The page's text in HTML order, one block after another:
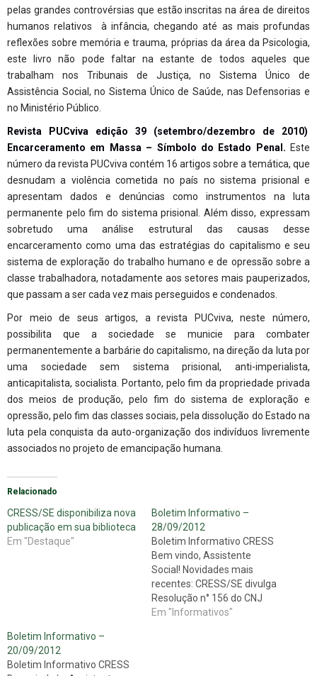
pelas grandes controvérsias que estão inscritas na área de direitos
humanos relativos à infância, chegando até as mais profundas
reflexões sobre memória e trauma, próprias da área da Psicologia,
este livro não pode faltar na estante de todos aqueles que
trabalham nos Tribunais de Justiça, no Sistema Único de
Assistência Social, no Sistema Único de Saúde, nas Defensorias e
no Ministério Público.
Revista PUCviva edição 39 (setembro/dezembro de 2010)
Encarceramento em Massa – Símbolo do Estado Penal. Este
número da revista PUCviva contém 16 artigos sobre a temática, que
desnudam a violência cometida no país no sistema prisional e
apresentam dados e denúncias como instrumentos na luta
permanente pelo fim do sistema prisional. Além disso, expressam
sobretudo uma análise estrutural das causas desse
encarceramento como uma das estratégias do capitalismo e seu
sistema de exploração do trabalho humano e de opressão sobre a
classe trabalhadora, notadamente aos setores mais pauperizados,
que passam a ser cada vez mais perseguidos e condenados.
Por meio de seus artigos, a revista PUCviva, neste número,
possibilita que a sociedade se municie para combater
permanentemente a barbárie do capitalismo, na direção da luta por
uma sociedade sem sistema prisional, anti-imperialista,
anticapitalista, socialista. Portanto, pelo fim da propriedade privada
dos meios de produção, pelo fim do sistema de exploração e
opressão, pelo fim das classes sociais, pela dissolução do Estado na
luta pela conquista da auto-organização dos indivíduos livremente
associados no projeto de emancipação humana.
Relacionado
CRESS/SE disponibiliza nova
publicação em sua biblioteca
Em "Destaque"
Boletim Informativo –
28/09/2012
Boletim Informativo CRESS
Bem vindo, Assistente
Social! Novidades mais
recentes: CRESS/SE divulga
Resolução n° 156 do CNJ
RESOLUÇÃO Nº 156, DE 8 DE
Em "Informativos"
Boletim Informativo –
20/09/2012
Boletim Informativo CRESS